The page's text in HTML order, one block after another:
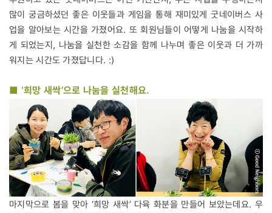
많이 궁금하셨던 좋은 이웃들과 게임을 통해 재미있게 굿네이버스 사
업을 알아보는 시간을 가졌어요. 또 회원님들이 어떻게 나눔을 시작하
게 되었는지, 나눔을 실천한 소감을 함께 나누며 좋은 이웃과 더 가까
워지는 시간도 가졌답니다. :)
■ ‘희망 새싹’으로 나눔을 실천해요.
마지막으로 봄을 맞아 ‘희망 새싹’ 다육 화분을 만들어 보았는데요. 우